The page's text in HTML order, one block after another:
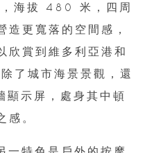
海拔 480 米，四周
造更寬落的空間感，
欣賞到維多利亞港和
了城市海景景觀，還
示屏，處身其中頓
感。